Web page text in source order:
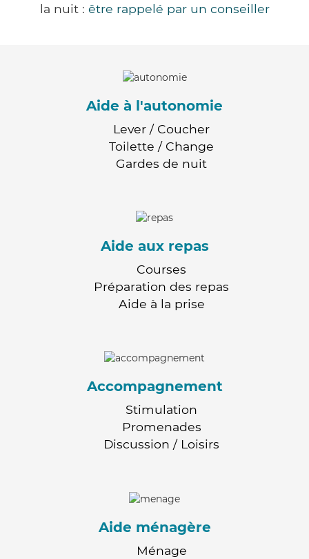
la nuit : être rappelé par un conseiller
Aide à l'autonomie
Lever / Coucher
Toilette / Change
Gardes de nuit
Aide aux repas
Courses
Préparation des repas
Aide à la prise
Accompagnement
Stimulation
Promenades
Discussion / Loisirs
Aide ménagère
Ménage